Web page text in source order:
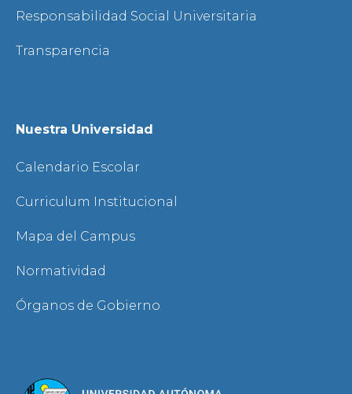
Responsabilidad Social Universitaria
Transparencia
Nuestra Universidad
Calendario Escolar
Curriculum Institucional
Mapa del Campus
Normatividad
Órganos de Gobierno